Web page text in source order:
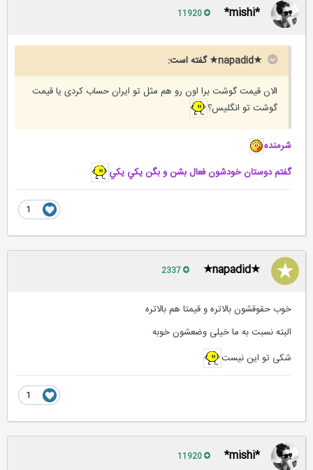
★napadid★ گفته است:
الان قیمت گوشت برا اون رو هم مثل تو ایران حساب کردی یا قیمت
گوشت تو انگلیس؟
شرمنده
گفتم دوستان خودشون فعال بشن و بگن يكي يكي
خوب حقوقشون بالاتره و قیمتا هم بالاتره
البته نسبت به ما خیلی وضعشون خوبه
شکی تو این نیست